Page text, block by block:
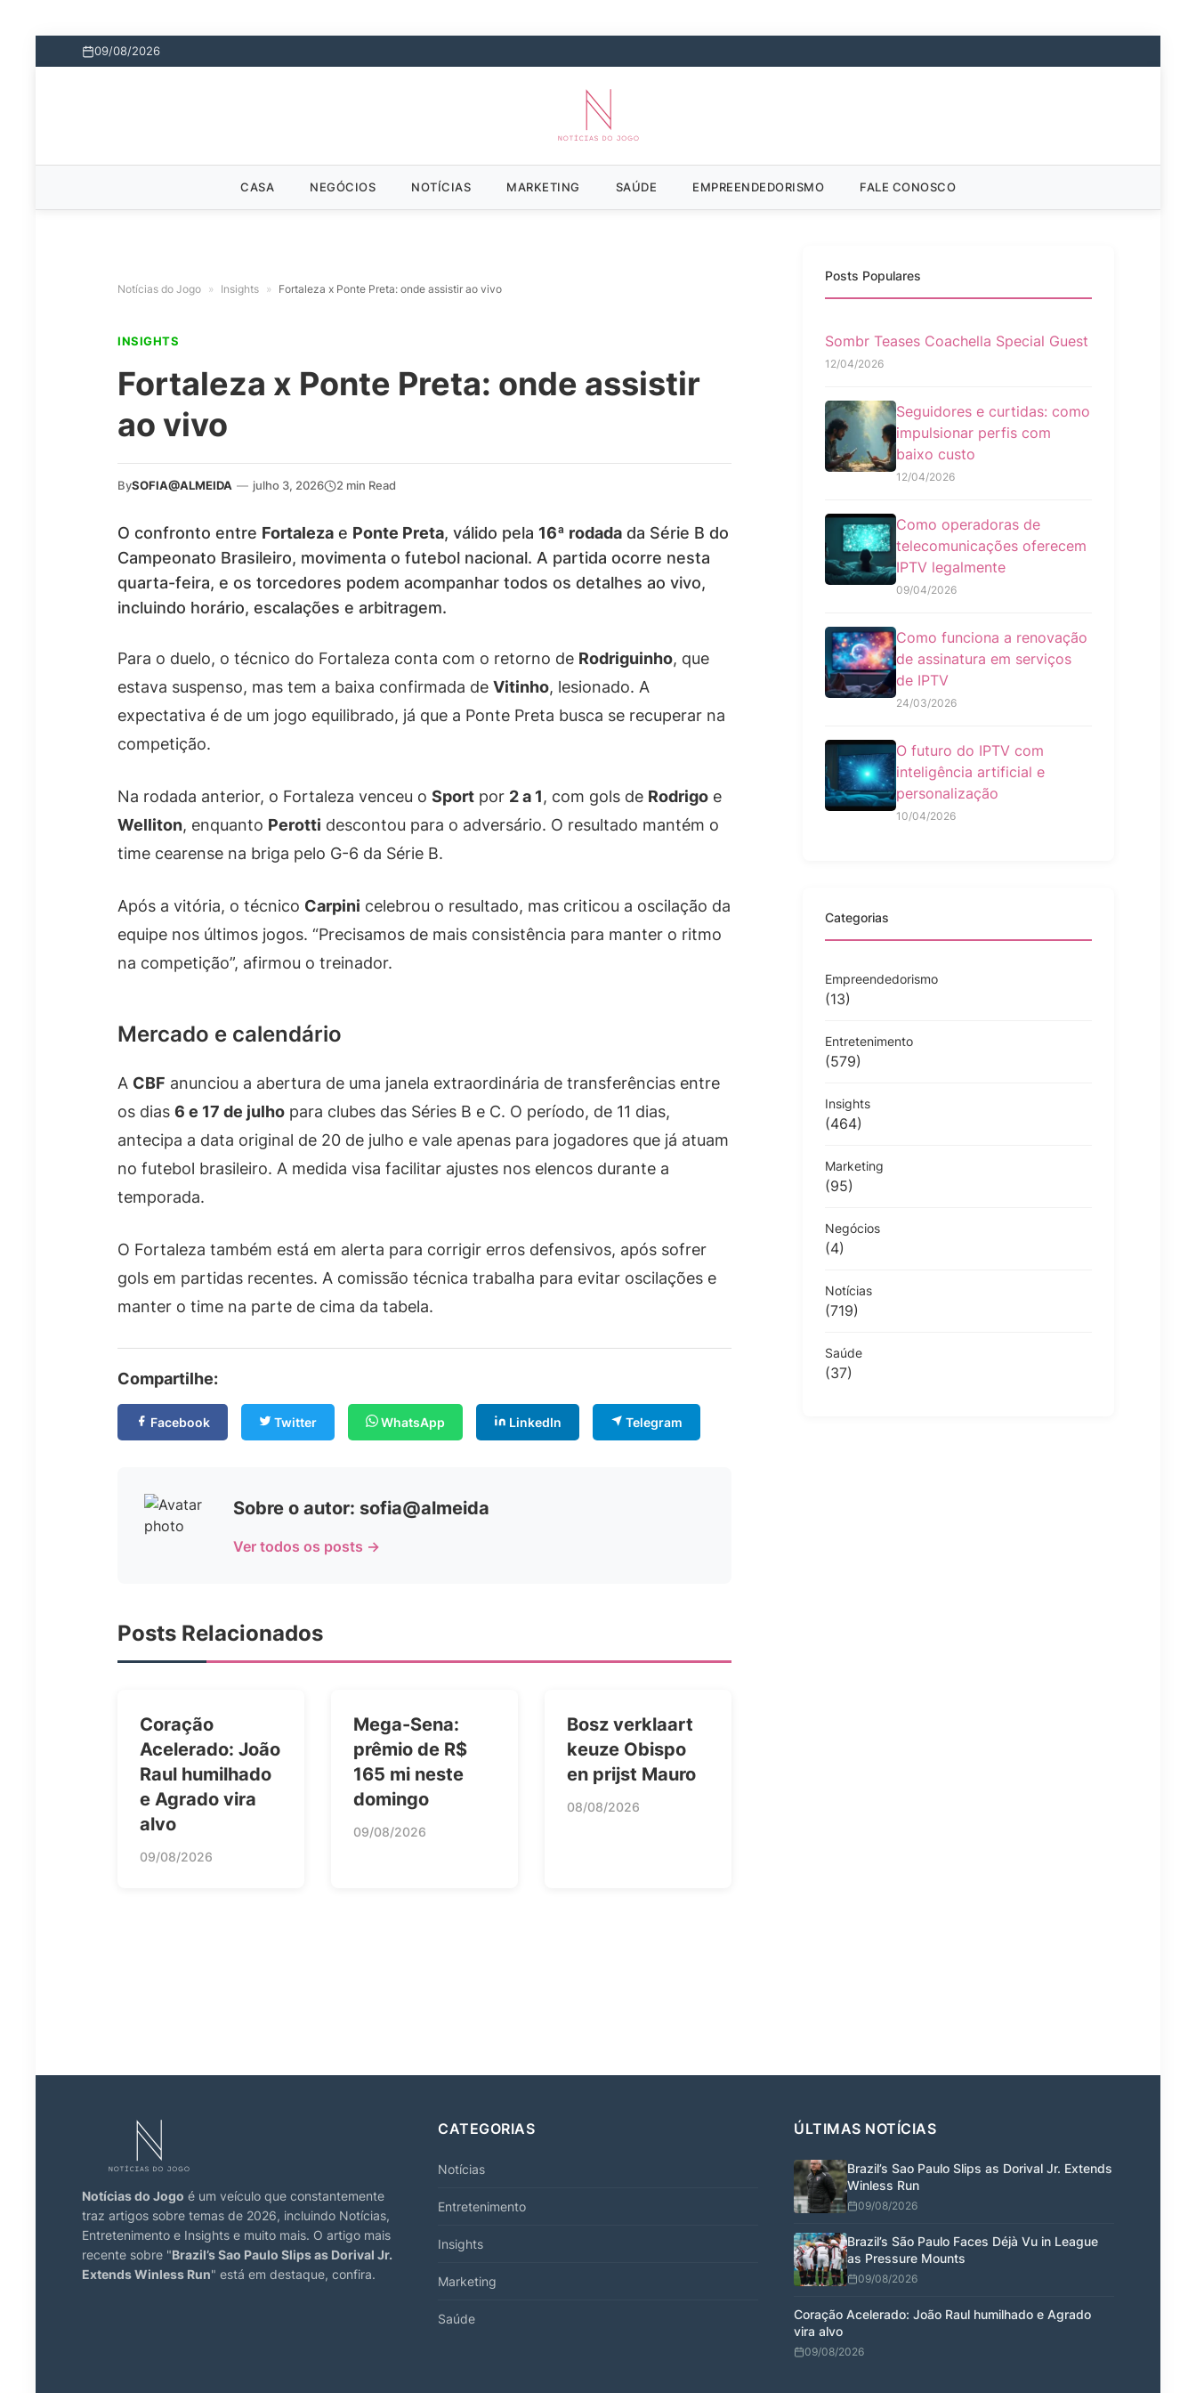
09/08/2026
CASA NEGÓCIOS NOTÍCIAS MARKETING SAÚDE EMPREENDEDORISMO FALE CONOSCO
Notícias do Jogo » Insights » Fortaleza x Ponte Preta: onde assistir ao vivo
INSIGHTS
Fortaleza x Ponte Preta: onde assistir
ao vivo
BySOFIA@ALMEIDA — julho 3, 2026 2 min Read
O confronto entre Fortaleza e Ponte Preta, válido pela 16ª rodada da Série B do
Campeonato Brasileiro, movimenta o futebol nacional. A partida ocorre nesta
quarta-feira, e os torcedores podem acompanhar todos os detalhes ao vivo,
incluindo horário, escalações e arbitragem.
Para o duelo, o técnico do Fortaleza conta com o retorno de Rodriguinho, que
estava suspenso, mas tem a baixa confirmada de Vitinho, lesionado. A
expectativa é de um jogo equilibrado, já que a Ponte Preta busca se recuperar na
competição.
Na rodada anterior, o Fortaleza venceu o Sport por 2 a 1, com gols de Rodrigo e
Welliton, enquanto Perotti descontou para o adversário. O resultado mantém o
time cearense na briga pelo G-6 da Série B.
Após a vitória, o técnico Carpini celebrou o resultado, mas criticou a oscilação da
equipe nos últimos jogos. “Precisamos de mais consistência para manter o ritmo
na competição”, afirmou o treinador.
Mercado e calendário
A CBF anunciou a abertura de uma janela extraordinária de transferências entre
os dias 6 e 17 de julho para clubes das Séries B e C. O período, de 11 dias,
antecipa a data original de 20 de julho e vale apenas para jogadores que já atuam
no futebol brasileiro. A medida visa facilitar ajustes nos elencos durante a
temporada.
O Fortaleza também está em alerta para corrigir erros defensivos, após sofrer
gols em partidas recentes. A comissão técnica trabalha para evitar oscilações e
manter o time na parte de cima da tabela.
Compartilhe:
Facebook Twitter WhatsApp LinkedIn Telegram
Sobre o autor: sofia@almeida
Ver todos os posts →
Posts Relacionados
Coração
Acelerado: João
Raul humilhado
e Agrado vira
alvo
09/08/2026
Mega-Sena:
prêmio de R$
165 mi neste
domingo
09/08/2026
Bosz verklaart
keuze Obispo
en prijst Mauro
08/08/2026
Posts Populares
Sombr Teases Coachella Special Guest
12/04/2026
Seguidores e curtidas: como
impulsionar perfis com
baixo custo
12/04/2026
Como operadoras de
telecomunicações oferecem
IPTV legalmente
09/04/2026
Como funciona a renovação
de assinatura em serviços
de IPTV
24/03/2026
O futuro do IPTV com
inteligência artificial e
personalização
10/04/2026
Categorias
Empreendedorismo
(13)
Entretenimento
(579)
Insights
(464)
Marketing
(95)
Negócios
(4)
Notícias
(719)
Saúde
(37)
Notícias do Jogo é um veículo que constantemente
traz artigos sobre temas de 2026, incluindo Notícias,
Entretenimento e Insights e muito mais. O artigo mais
recente sobre "Brazil’s Sao Paulo Slips as Dorival Jr.
Extends Winless Run" está em destaque, confira.
CATEGORIAS
Notícias
Entretenimento
Insights
Marketing
Saúde
ÚLTIMAS NOTÍCIAS
Brazil’s Sao Paulo Slips as Dorival Jr. Extends
Winless Run
09/08/2026
Brazil’s São Paulo Faces Déjà Vu in League
as Pressure Mounts
09/08/2026
Coração Acelerado: João Raul humilhado e Agrado
vira alvo
09/08/2026